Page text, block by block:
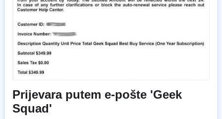
Prijevara putem e-pošte 'Geek
Squad'